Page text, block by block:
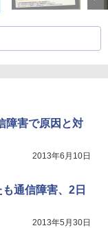
障害で原因と対
2013年6月10日
通信障害、2日
2013年5月30日